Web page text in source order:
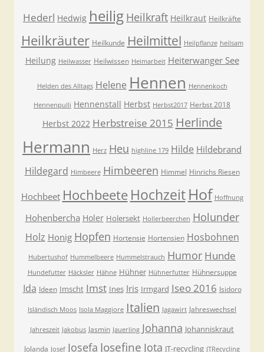
Hederl Hedwig heilig Heilkraft Heilkraut Heilkräfte
Heilkräuter Heilkunde Heilmittel Heilpflanze heilsam
Heilung Heilwasser Heilwissen Heimarbeit Heiterwanger See
Helden des Alltags Helene Hennen Hennenkoch
Hennenpulli Hennenstall Herbst Herbst2017 Herbst 2018
Herbst 2022 Herbstreise 2015 Herlinde
Hermann Herz Heu highline 179 Hilde Hildebrand
Hildegard Himbeere Himbeeren Himmel Hinrichs Riesen
Hochbeet Hochbeete Hochzeit Hof Hoffnung
Hohenbercha Holer Holersekt Hollerbeerchen Holunder
Holz Honig Hopfen Hortensie Hortensien Hosbohnen
Hubertushof Hummelbeere Hummelstrauch Humor Hunde
Hundefutter Häcksler Hähne Hühner Hühnerfutter Hühnersuppe
Ida Ideen Imscht Imst Ines Iris Irmgard Iseo 2016 Isidoro
Isländisch Moos Isola Maggiore Italien Jagawirt Jahreswechsel
Jahreszeit Jakobus Jasmin Jauerling Johanna Johanniskraut
Jolanda Josef Josefa Josefine Jota JT-recycling JTRecycling